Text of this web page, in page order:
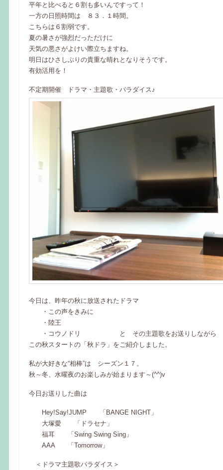
平年と比べると６割も多いんですって！
一方の日照時間は ８３．１時間。
こちらは６割弱です。
夏の暑さが強烈だっただけに
天気の悪さがよけい際立ちますね。
明日はひさしぶりの貴重な晴れとなりそうです。
有効活用を！
不定期開催 ドラマ・主題歌・パラダイス♪
今日は、昨年の秋に放送されたドラマ
・この声をきみに
・陸王
・コウノドリ と その主題歌をお送りしながら
この秋スタートの「秋ドラ」をご紹介しました。
私が大好きな“相棒”は シーズン１７。
秋～冬、水曜夜のお楽しみが始まります～(^^)v
今日お送りした曲は
Hey!Say!JUMP 「BANGE NIGHT」
大塚愛 「ドラセナ」
福耳 「Swing Swing Sing」
AAA 「Tomorrow」
＜ドラマ主題歌パラダイス＞